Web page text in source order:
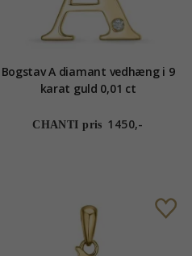
Bogstav A diamant vedhæng i 9
karat guld 0,01 ct
CHANTI pris 1450,-